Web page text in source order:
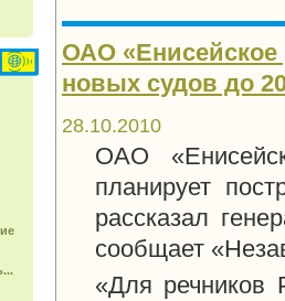
ОАО «Енисейское
новых судов до
28.10.2010
ОАО
планирует
рассказал
сообщает
«Для речников